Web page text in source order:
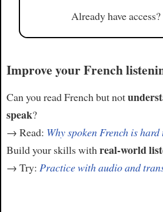
Already have access?
Improve your French
Can you read French but not
speak?
→ Read: Why spoken French is
Build your skills withreal-world
→ Try: Practice with audio and